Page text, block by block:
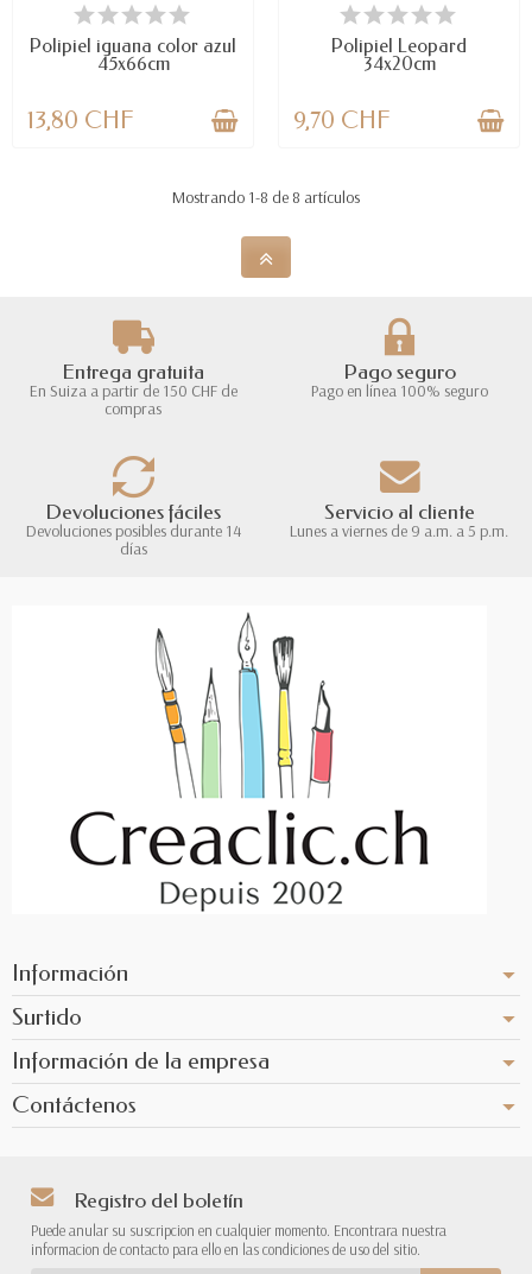
DISPONIBLE
Polipiel iguana color azul
45x66cm
13,80 CHF
DISPONIBLE
Polipiel Leopard
34x20cm
9,70 CHF
Mostrando 1-8 de 8 artículos
Entrega gratuita
En Suiza a partir de 150 CHF de
compras
Pago seguro
Pago en línea 100% seguro
Devoluciones fáciles
Devoluciones posibles durante 14
días
Servicio al cliente
Lunes a viernes de 9 a.m. a 5 p.m.
Información
Surtido
Información de la empresa
Contáctenos
Registro del boletín
Puede anular su suscripcion en cualquier momento. Encontrara nuestra
informacion de contacto para ello en las condiciones de uso del sitio.